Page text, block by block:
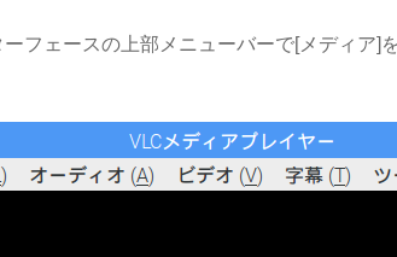
フェースの上部メニューバーで[メディア]